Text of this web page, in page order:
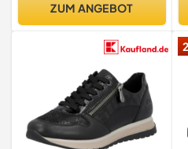
ZUM ANGEBOT